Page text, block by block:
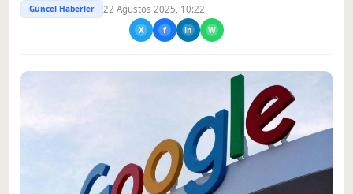
Güncel Haberler 22 Ağustos 2025, 10:22
X f in W